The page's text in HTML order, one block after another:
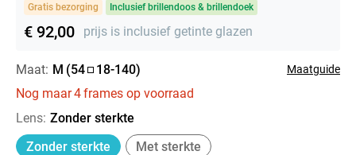
Gratis bezorging Inclusief brillendoos & brillendoek
€ 92,00 prijs is inclusief getinte glazen
Maat: M (54 18-140) Maatguide
Nog maar4frames op voorraad
Lens: Zonder sterkte
Zonder sterkte
Met sterkte